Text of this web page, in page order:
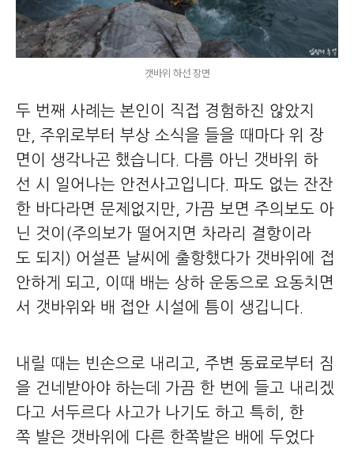
갯바위 하선 장면
두 번째 사례는 본인이 직접 경험하진 않았지
만, 주위로부터 부상 소식을 들을 때마다 위 장
면이 생각나곤 했습니다. 다름 아닌 갯바위 하
선 시 일어나는 안전사고입니다. 파도 없는 잔잔
한 바다라면 문제없지만, 가끔 보면 주의보도 아
닌 것이(주의보가 떨어지면 차라리 결항이라
도 되지) 어설픈 날씨에 출항했다가 갯바위에 접
안하게 되고, 이때 배는 상하 운동으로 요동치면
서 갯바위와 배 접안 시설에 틈이 생깁니다.
내릴 때는 빈손으로 내리고, 주변 동료로부터 짐
을 건네받아야 하는데 가끔 한 번에 들고 내리겠
다고 서두르다 사고가 나기도 하고 특히, 한
쪽 발은 갯바위에 다른 한쪽발은 배에 두었다